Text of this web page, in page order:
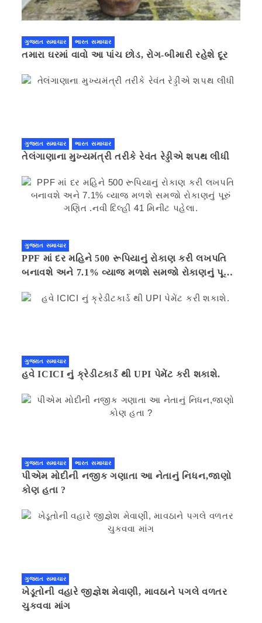
ગુજરાત સમાચાર ભારત સમાચાર
તમારા ઘરમાં વાવો આ પાંચ છોડ, રોગ-બીમારી રહેશે દૂર
ગુજરાત સમાચાર ભારત સમાચાર
તેલંગાણાના મુખ્યમંત્રી તરીકે રેવંત રેડ્ડીએ શપથ લીધી
ગુજરાત સમાચાર
PPF માં દર મહિને 500 રૂપિયાનું રોકાણ કરી લખપતિ
બનાવશે અને 7.1% વ્યાજ મળશે સમજો રોકાણનું પૂરું
ગુજરાત સમાચાર
હવે ICICI નું ક્રેડીટકાર્ડ થી UPI પેમેંટ કરી શકાશે.
ગુજરાત સમાચાર ભારત સમાચાર
પીએમ મોદીની નજીક ગણાતા આ નેતાનું નિધન,જાણો
કોણ હતા ?
ગુજરાત સમાચાર
ખેડૂતોની વહારે જીજ્ઞેશ મેવાણી, માવઠાને પગલે વળતર
ચુકવવા માંગ